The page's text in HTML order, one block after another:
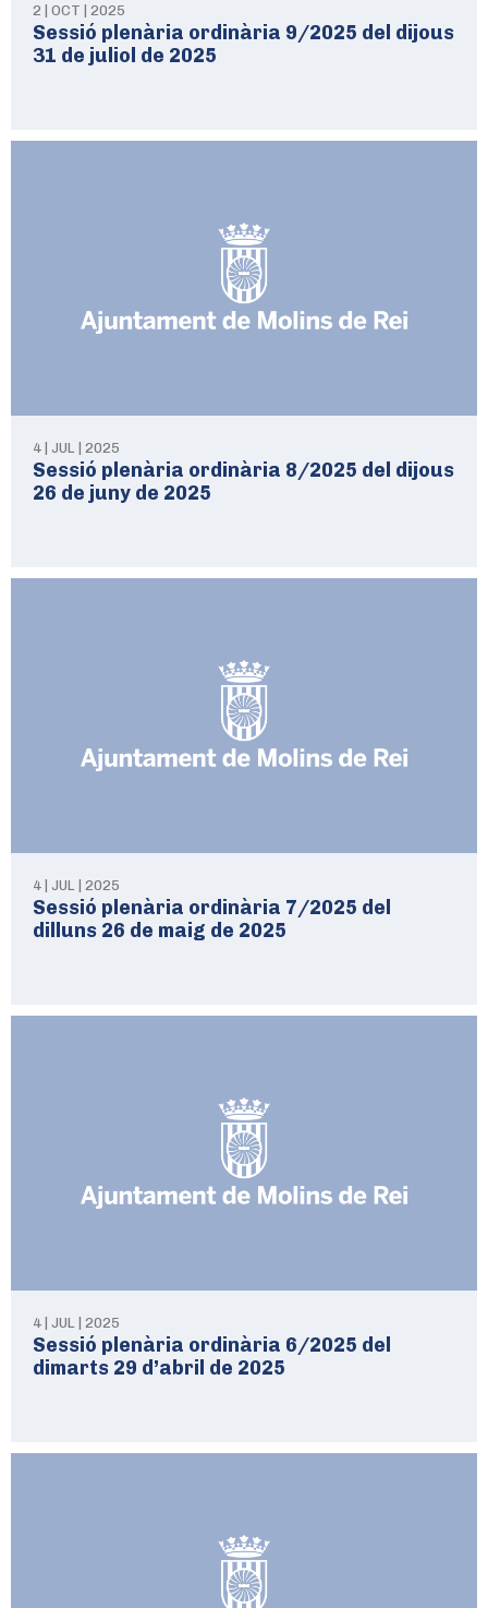
2 | OCT | 2025
Sessió plenària ordinària 9/2025 del dijous
31 de juliol de 2025
4 | JUL | 2025
Sessió plenària ordinària 8/2025 del dijous
26 de juny de 2025
4 | JUL | 2025
Sessió plenària ordinària 7/2025 del
dilluns 26 de maig de 2025
4 | JUL | 2025
Sessió plenària ordinària 6/2025 del
dimarts 29 d’abril de 2025